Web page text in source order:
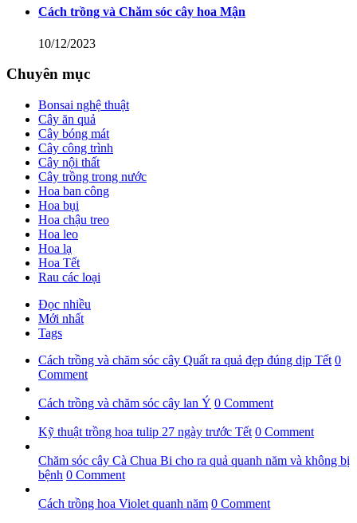
Cách trồng và Chăm sóc cây hoa Mận
10/12/2023
Chuyên mục
Bonsai nghệ thuật
Cây ăn quả
Cây bóng mát
Cây công trình
Cây nội thất
Cây trồng trong nước
Hoa ban công
Hoa bụi
Hoa chậu treo
Hoa leo
Hoa lạ
Hoa Tết
Rau các loại
Đọc nhiều
Mới nhất
Tags
Cách trồng và chăm sóc cây Quất ra quả đẹp đúng dịp Tết 0
Comment
Cách trồng và chăm sóc cây lan Ý 0 Comment
Kỹ thuật trồng hoa tulip 27 ngày trước Tết 0 Comment
Chăm sóc cây Cà Chua Bi cho ra quả quanh năm và không bị
bệnh 0 Comment
Cách trồng hoa Violet quanh năm 0 Comment